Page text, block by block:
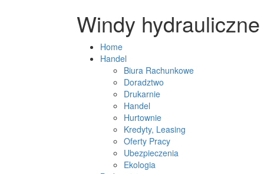
Windy
Home
Handel
Biura Rachunkowe
Doradztwo
Drukarnie
Handel
Hurtownie
Kredyty, Leasing
Oferty Pracy
Ubezpieczenia
Ekologia